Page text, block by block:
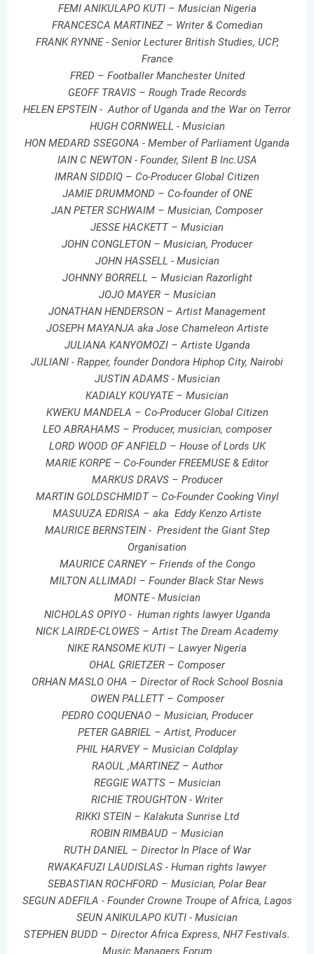
FEMI ANIKULAPO KUTI – Musician Nigeria
FRANCESCA MARTINEZ – Writer & Comedian
FRANK RYNNE - Senior Lecturer British Studies, UCP,
France
FRED – Footballer Manchester United
GEOFF TRAVIS – Rough Trade Records
HELEN EPSTEIN - Author of Uganda and the War on Terror
HUGH CORNWELL - Musician
HON MEDARD SSEGONA - Member of Parliament Uganda
IAIN C NEWTON - Founder, Silent B Inc.USA
IMRAN SIDDIQ – Co-Producer Global Citizen
JAMIE DRUMMOND – Co-founder of ONE
JAN PETER SCHWAIM – Musician, Composer
JESSE HACKETT – Musician
JOHN CONGLETON – Musician, Producer
JOHN HASSELL - Musician
JOHNNY BORRELL – Musician Razorlight
JOJO MAYER – Musician
JONATHAN HENDERSON – Artist Management
JOSEPH MAYANJA aka Jose Chameleon Artiste
JULIANA KANYOMOZI – Artiste Uganda
JULIANI - Rapper, founder Dondora Hiphop City, Nairobi
JUSTIN ADAMS - Musician
KADIALY KOUYATE – Musician
KWEKU MANDELA – Co-Producer Global Citizen
LEO ABRAHAMS – Producer, musician, composer
LORD WOOD OF ANFIELD – House of Lords UK
MARIE KORPE – Co-Founder FREEMUSE & Editor
MARKUS DRAVS – Producer
MARTIN GOLDSCHMIDT – Co-Founder Cooking Vinyl
MASUUZA EDRISA – aka Eddy Kenzo Artiste
MAURICE BERNSTEIN - President the Giant Step
Organisation
MAURICE CARNEY – Friends of the Congo
MILTON ALLIMADI – Founder Black Star News
MONTE - Musician
NICHOLAS OPIYO - Human rights lawyer Uganda
NICK LAIRDE-CLOWES – Artist The Dream Academy
NIKE RANSOME KUTI – Lawyer Nigeria
OHAL GRIETZER – Composer
ORHAN MASLO OHA – Director of Rock School Bosnia
OWEN PALLETT – Composer
PEDRO COQUENAO – Musician, Producer
PETER GABRIEL – Artist, Producer
PHIL HARVEY – Musician Coldplay
RAOUL ,MARTINEZ – Author
REGGIE WATTS – Musician
RICHIE TROUGHTON - Writer
RIKKI STEIN – Kalakuta Sunrise Ltd
ROBIN RIMBAUD – Musician
RUTH DANIEL – Director In Place of War
RWAKAFUZI LAUDISLAS - Human rights lawyer
SEBASTIAN ROCHFORD – Musician, Polar Bear
SEGUN ADEFILA - Founder Crowne Troupe of Africa, Lagos
SEUN ANIKULAPO KUTI - Musician
STEPHEN BUDD – Director Africa Express, NH7 Festivals.
Music Managers Forum